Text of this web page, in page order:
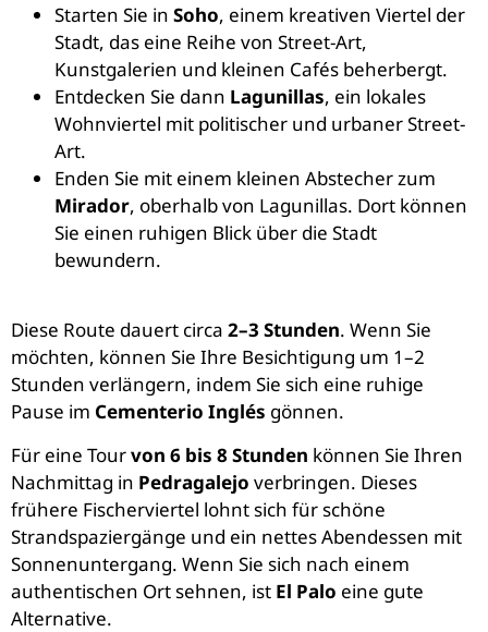
Starten Sie in Soho, einem kreativen Viertel der
Stadt, das eine Reihe von Street-Art,
Kunstgalerien und kleinen Cafés beherbergt.
Entdecken Sie dann Lagunillas, ein lokales
Wohnviertel mit politischer und urbaner Street-
Art.
Enden Sie mit einem kleinen Abstecher zum
Mirador, oberhalb von Lagunillas. Dort können
Sie einen ruhigen Blick über die Stadt
bewundern.
Diese Route dauert circa 2–3 Stunden. Wenn Sie
möchten, können Sie Ihre Besichtigung um 1–2
Stunden verlängern, indem Sie sich eine ruhige
Pause im Cementerio Inglés gönnen.
Für eine Tourvon 6 bis 8 Stunden können Sie Ihren
Nachmittag in Pedragalejo verbringen. Dieses
frühere Fischerviertel lohnt sich für schöne
Strandspaziergänge und ein nettes Abendessen mit
Sonnenuntergang. Wenn Sie sich nach einem
authentischen Ort sehnen, ist El Palo eine gute
Alternative.